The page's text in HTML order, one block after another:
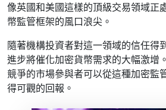
像英國和美國這樣的頂級交易領域正
幣監管框架的風口浪尖。
隨著機構投資者對這一領域的信任得
進步將催化加密貨幣需求的大幅激增
競爭的市場參與者可以從這種加密監
得可觀的回報。